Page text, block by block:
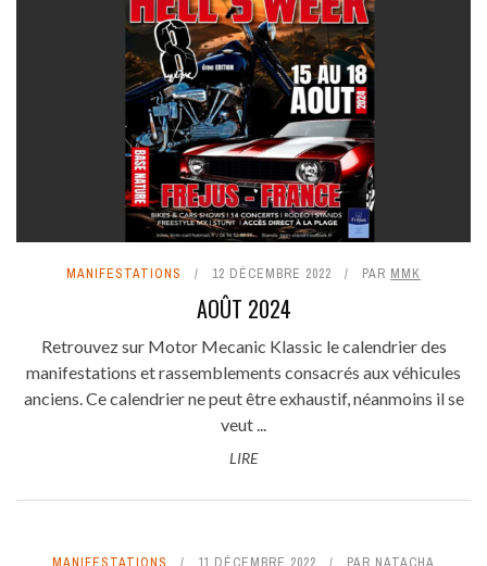
MANIFESTATIONS 12 DÉCEMBRE 2022 PAR MMK
AOÛT 2024
Retrouvez sur Motor Mecanic Klassic le calendrier des
manifestations et rassemblements consacrés aux véhicules
anciens. Ce calendrier ne peut être exhaustif, néanmoins il se
veut ...
LIRE